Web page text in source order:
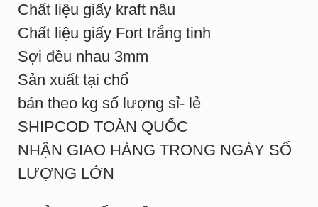
Chất liệu giấy kraft nâu
Chất liệu giấy Fort trắng tinh
Sợi đều nhau 3mm
Sản xuất tại chổ
bán theo kg số lượng sỉ- lẻ
SHIPCOD TOÀN QUỐC
NHẬN GIAO HÀNG TRONG NGÀY SỐ
LƯỢNG LỚN